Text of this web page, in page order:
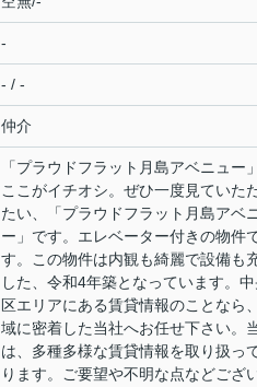
-
- / -
仲介
「プラウドフラット月島アベニュー
ここがイチオシ。ぜひ一度見ていた
たい、「プラウドフラット月島アベ
ー」です。エレベーター付きの物件
す。この物件は内観も綺麗で設備も
した、令和4年築となっています。
区エリアにある賃貸情報のことなら
域に密着した当社へお任せ下さい。
は、多種多様な賃貸情報を取り扱っ
ります。ご要望や不明な点などござ